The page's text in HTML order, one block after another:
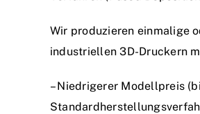
Wir produzieren einmalige
industriellen 3D-Druckern
– Niedrigerer Modellpreis